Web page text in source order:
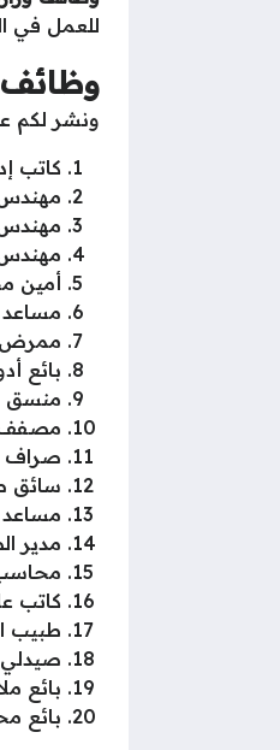
للعمل في
وظائف
ونشر لكم
كاتب
مهندس
أمين
مساعد
ممرض
بائع
منسق
صراف
سائق
مساعد
مدير
كاتب
طبيب
صيدلي
بائع
بائع